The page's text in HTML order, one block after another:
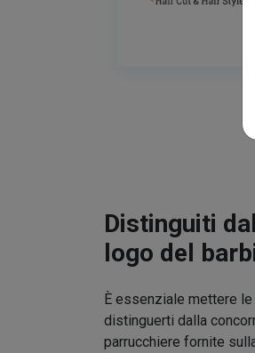
Distinguiti
logo del
È essenziale mettere
distinguerti dalla
parrucchiere fornite